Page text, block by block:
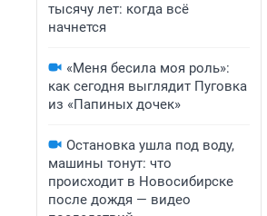
тысячу лет: когда всё
начнется
«Меня бесила моя роль»:
как сегодня выглядит Пуговка
из «Папиных дочек»
Остановка ушла под воду,
машины тонут: что
происходит в Новосибирске
после дождя — видео